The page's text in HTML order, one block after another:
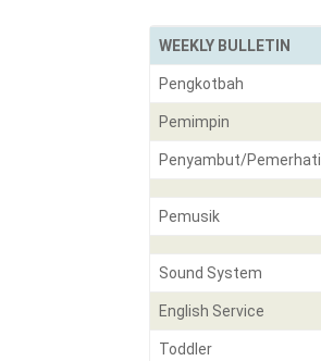
WEEKLY BULLETIN
Pengkotbah
Pemimpin
Penyambut/Pemerhati
Pemusik
Sound System
English Service
Toddler